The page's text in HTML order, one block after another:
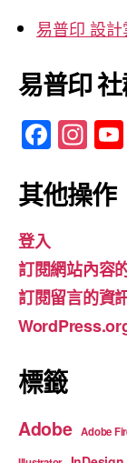
易普印 設計
易普印
F
c
b
o
o
k
In
a
a
m
其他操作
登入
訂閱網站內容
訂閱留言的資
標籤
Adobe Adobe